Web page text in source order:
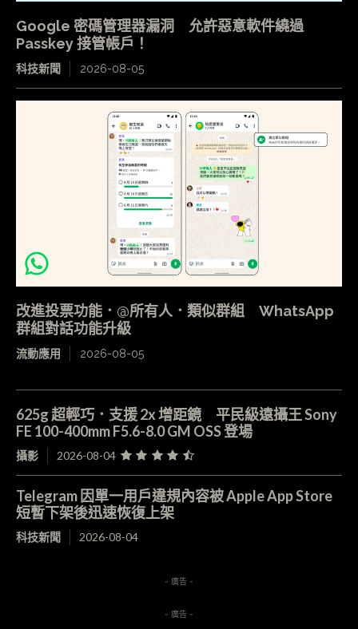
Google 密碼管理器漏洞 允許惡意軟件繞過
Passkey 接管帳戶！
科技新聞 2026-08-05
改進投票功能．@所有人．類似群組 WhatsApp
群組對話功能升級
流動應用 2026-08-05
625g 超輕巧．支援 2x 增距鏡 平民級遠攝王 Sony
FE 100-400mm F5.6-8.0 GM OSS 登場
攝影 2026-08-04
Telegram 因單一用戶違規內容被 Apple App Store
短暫下架後迅速恢復上架
科技新聞 2026-08-04
- 廣告 -
- 廣告 -